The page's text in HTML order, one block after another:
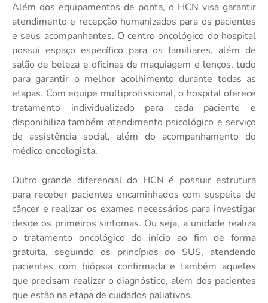
Além dos equipamentos de ponta, o HCN visa garantir
atendimento e recepção humanizados para os pacientes
e seus acompanhantes. O centro oncológico do hospital
possui espaço específico para os familiares, além de
salão de beleza e oficinas de maquiagem e lenços, tudo
para garantir o melhor acolhimento durante todas as
etapas. Com equipe multiprofissional, o hospital oferece
tratamento individualizado para cada paciente e
disponibiliza também atendimento psicológico e serviço
de assistência social, além do acompanhamento do
médico oncologista.
Outro grande diferencial do HCN é possuir estrutura
para receber pacientes encaminhados com suspeita de
câncer e realizar os exames necessários para investigar
desde os primeiros sintomas. Ou seja, a unidade realiza
o tratamento oncológico do início ao fim de forma
gratuita, seguindo os princípios do SUS, atendendo
pacientes com biópsia confirmada e também aqueles
que precisam realizar o diagnóstico, além dos pacientes
que estão na etapa de cuidados paliativos.